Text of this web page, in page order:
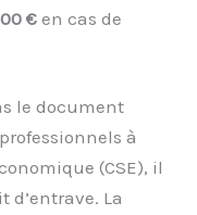
€ en cas de
le document
à
(CSE), il
La